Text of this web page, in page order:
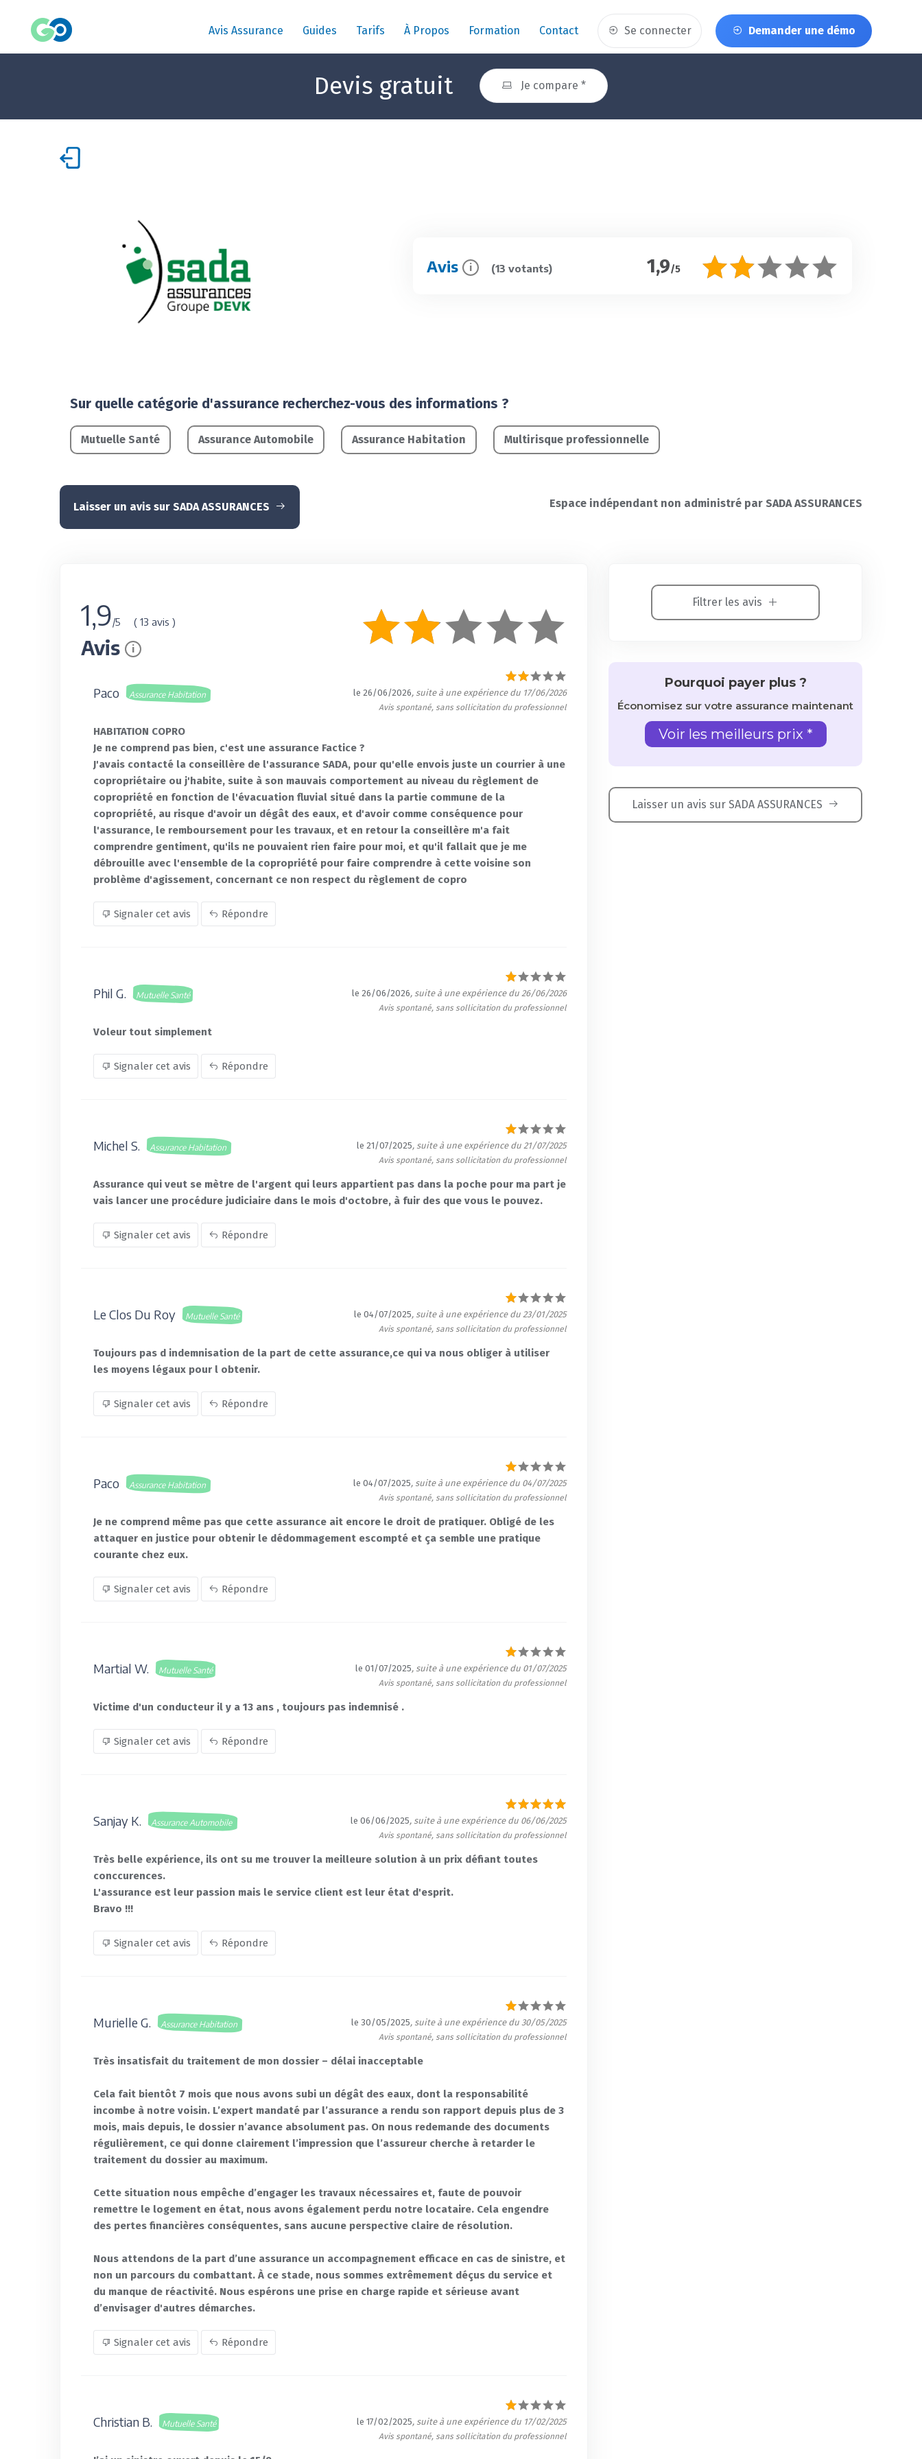
Avis Assurance Guides Tarifs À Propos Formation Contact Se connecter Demander une démo
Devis gratuit Je compare *
Avis i (13 votants) 1,9/5
Sur quelle catégorie d'assurance recherchez-vous des informations ?
Mutuelle Santé Assurance Automobile Assurance Habitation Multirisque professionnelle
Laisser un avis sur SADA ASSURANCES Espace indépendant non administré par SADA ASSURANCES
1,9/5 ( 13 avis )
Avis i
Paco Assurance Habitation le 26/06/2026, suite à une expérience du 17/06/2026
Avis spontané, sans sollicitation du professionnel
HABITATION COPRO
Je ne comprend pas bien, c'est une assurance Factice ?
J'avais contacté la conseillère de l'assurance SADA, pour qu'elle envois juste un courrier à une
copropriétaire ou j'habite, suite à son mauvais comportement au niveau du règlement de
copropriété en fonction de l'évacuation fluvial situé dans la partie commune de la
copropriété, au risque d'avoir un dégât des eaux, et d'avoir comme conséquence pour
l'assurance, le remboursement pour les travaux, et en retour la conseillère m'a fait
comprendre gentiment, qu'ils ne pouvaient rien faire pour moi, et qu'il fallait que je me
débrouille avec l'ensemble de la copropriété pour faire comprendre à cette voisine son
problème d'agissement, concernant ce non respect du règlement de copro
Signaler cet avis Répondre
Phil G. Mutuelle Santé le 26/06/2026, suite à une expérience du 26/06/2026
Avis spontané, sans sollicitation du professionnel
Voleur tout simplement
Signaler cet avis Répondre
Michel S. Assurance Habitation le 21/07/2025, suite à une expérience du 21/07/2025
Avis spontané, sans sollicitation du professionnel
Assurance qui veut se mètre de l'argent qui leurs appartient pas dans la poche pour ma part je
vais lancer une procédure judiciaire dans le mois d'octobre, à fuir des que vous le pouvez.
Signaler cet avis Répondre
Le Clos Du Roy Mutuelle Santé le 04/07/2025, suite à une expérience du 23/01/2025
Avis spontané, sans sollicitation du professionnel
Toujours pas d indemnisation de la part de cette assurance,ce qui va nous obliger à utiliser
les moyens légaux pour l obtenir.
Signaler cet avis Répondre
Paco Assurance Habitation le 04/07/2025, suite à une expérience du 04/07/2025
Avis spontané, sans sollicitation du professionnel
Je ne comprend même pas que cette assurance ait encore le droit de pratiquer. Obligé de les
attaquer en justice pour obtenir le dédommagement escompté et ça semble une pratique
courante chez eux.
Signaler cet avis Répondre
Martial W. Mutuelle Santé le 01/07/2025, suite à une expérience du 01/07/2025
Avis spontané, sans sollicitation du professionnel
Victime d'un conducteur il y a 13 ans , toujours pas indemnisé .
Signaler cet avis Répondre
Sanjay K. Assurance Automobile le 06/06/2025, suite à une expérience du 06/06/2025
Avis spontané, sans sollicitation du professionnel
Très belle expérience, ils ont su me trouver la meilleure solution à un prix défiant toutes
conccurences.
L'assurance est leur passion mais le service client est leur état d'esprit.
Bravo !!!
Signaler cet avis Répondre
Murielle G. Assurance Habitation le 30/05/2025, suite à une expérience du 30/05/2025
Avis spontané, sans sollicitation du professionnel
Très insatisfait du traitement de mon dossier – délai inacceptable
Cela fait bientôt 7 mois que nous avons subi un dégât des eaux, dont la responsabilité
incombe à notre voisin. L’expert mandaté par l’assurance a rendu son rapport depuis plus de 3
mois, mais depuis, le dossier n’avance absolument pas. On nous redemande des documents
régulièrement, ce qui donne clairement l’impression que l’assureur cherche à retarder le
traitement du dossier au maximum.
Cette situation nous empêche d’engager les travaux nécessaires et, faute de pouvoir
remettre le logement en état, nous avons également perdu notre locataire. Cela engendre
des pertes financières conséquentes, sans aucune perspective claire de résolution.
Nous attendons de la part d’une assurance un accompagnement efficace en cas de sinistre, et
non un parcours du combattant. À ce stade, nous sommes extrêmement déçus du service et
du manque de réactivité. Nous espérons une prise en charge rapide et sérieuse avant
d’envisager d'autres démarches.
Signaler cet avis Répondre
Christian B. Mutuelle Santé le 17/02/2025, suite à une expérience du 17/02/2025
Avis spontané, sans sollicitation du professionnel
Filtrer les avis
Pourquoi payer plus ?
Économisez sur votre assurance maintenant
Voir les meilleurs prix *
Laisser un avis sur SADA ASSURANCES